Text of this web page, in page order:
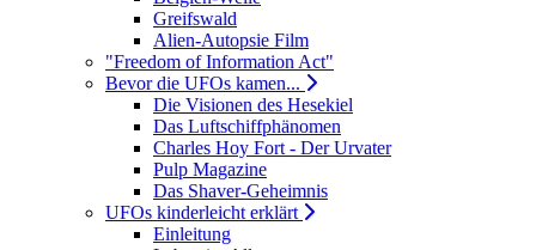
Greifswald
Alien-Autopsie Film
"Freedom of Information Act"
Bevor die UFOs kamen...
Die Visionen des Hesekiel
Das Luftschiffphänomen
Charles Hoy Fort - Der Urvater
Pulp Magazine
Das Shaver-Geheimnis
UFOs kinderleicht erklärt
Einleitung